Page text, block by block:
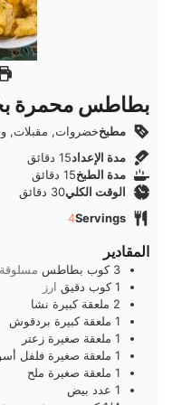
بطاطس محمرة
مطبخخضروات, مقبلات,
مدة الإعداد15دقائق
دقائق
مدة الطبخ15دقائق
دقائق
الوقت الكلي30 دقائق
دقائق
Servings
4
المقادير
3 كوب بطاطس
1 كوب دقيق ارز
2 ملعقة كبيرة نشا
1 ملعقة كبيرة بردقوش
1 ملعقة صغيرة زعتر
1 ملعقة صغيرة فلفل
1 ملعقة صغيرة ملح
1 عدد بيض